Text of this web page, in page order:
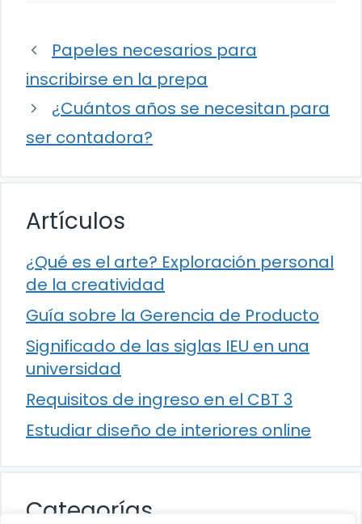
Papeles necesarios para
inscribirse en la prepa
¿Cuántos años se necesitan para
ser contadora?
Artículos
¿Qué es el arte? Exploración personal
de la creatividad
Guía sobre la Gerencia de Producto
Significado de las siglas IEU en una
universidad
Requisitos de ingreso en el CBT 3
Estudiar diseño de interiores online
Categorías